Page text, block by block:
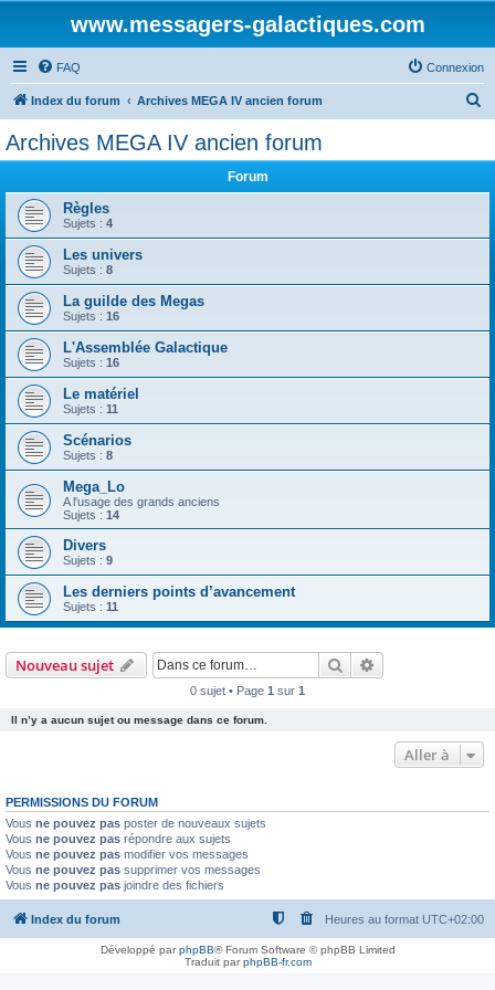
www.messagers-galactiques.com
FAQ Connexion
Index du forum Archives MEGA IV ancien forum
h
Archives MEGA IV ancien forum
Forum
Règles
Sujets : 4
Les univers
Sujets : 8
La guilde des Megas
Sujets : 16
L'Assemblée Galactique
Sujets : 16
Le matériel
Sujets : 11
Scénarios
Sujets : 8
Mega_Lo
A l'usage des grands anciens
Sujets : 14
Divers
Sujets : 9
Les derniers points d’avancement
Sujets : 11
Nouveau sujet Rechercher
0 sujet • Page 1 sur 1
Il n’y a aucun sujet ou message dans ce forum.
Aller à
PERMISSIONS DU FORUM
Vous ne pouvez pas poster de nouveaux sujets
Vous ne pouvez pas répondre aux sujets
Vous ne pouvez pas modifier vos messages
Vous ne pouvez pas supprimer vos messages
Vous ne pouvez pas joindre des fichiers
Index du forum Heures au format UTC+02:00
Développé parphpBB® Forum Software © phpBB Limited
Traduit parphpBB-fr.com